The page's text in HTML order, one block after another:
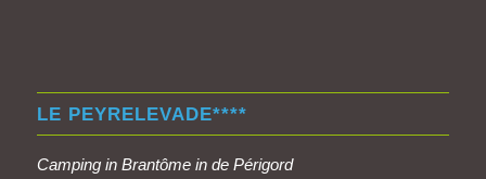
LE PEYRELEVADE****
Camping in Brantôme in de Périgord